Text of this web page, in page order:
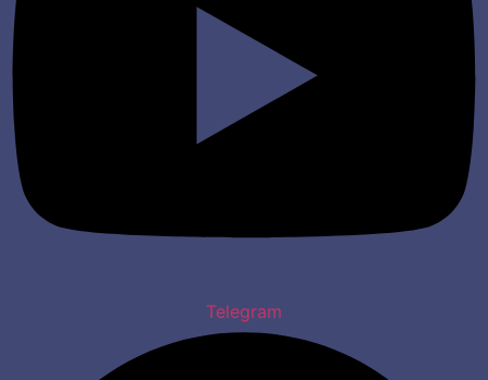
Telegram